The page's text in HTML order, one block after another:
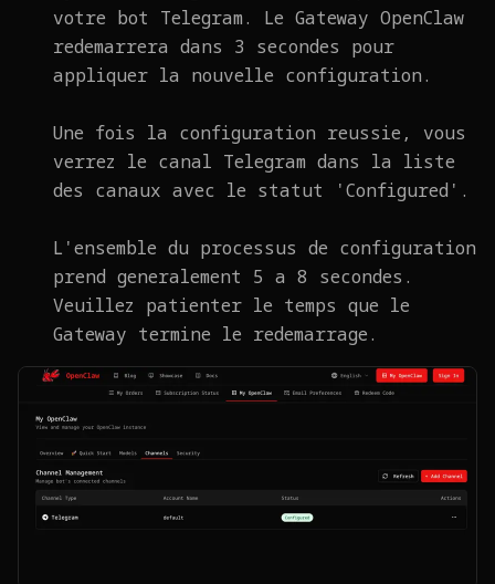
votre bot Telegram. Le Gateway OpenClaw
redemarrera dans 3 secondes pour
appliquer la nouvelle configuration.
Une fois la configuration reussie, vous
verrez le canal Telegram dans la liste
des canaux avec le statut 'Configured'.
L'ensemble du processus de configuration
prend generalement 5 a 8 secondes.
Veuillez patienter le temps que le
Gateway termine le redemarrage.